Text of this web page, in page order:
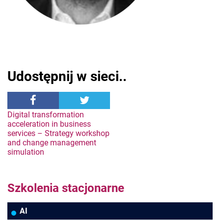
Udostępnij w sieci..
Nawigacja
wpisu
Digital transformation
acceleration in business
services – Strategy workshop
and change management
simulation
Szkolenia stacjonarne
AI